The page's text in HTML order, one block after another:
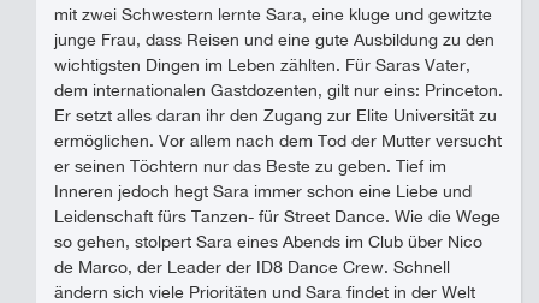
mit zwei Schwestern lernte Sara, eine kluge und gewitzte
junge Frau, dass Reisen und eine gute Ausbildung zu den
wichtigsten Dingen im Leben zählten. Für Saras Vater,
dem internationalen Gastdozenten, gilt nur eins: Princeton.
Er setzt alles daran ihr den Zugang zur Elite Universität zu
ermöglichen. Vor allem nach dem Tod der Mutter versucht
er seinen Töchtern nur das Beste zu geben. Tief im
Inneren jedoch hegt Sara immer schon eine Liebe und
Leidenschaft fürs Tanzen- für Street Dance. Wie die Wege
so gehen, stolpert Sara eines Abends im Club über Nico
de Marco, der Leader der ID8 Dance Crew. Schnell
ändern sich viele Prioritäten und Sara findet in der Welt